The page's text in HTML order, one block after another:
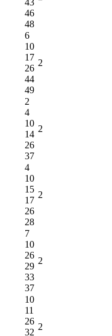
46
48
6
10
17
26
44
49
2
2
4
10
14
26
37
2
4
10
15
17
26
28
2
7
10
26
29
33
37
2
10
11
26
32
2